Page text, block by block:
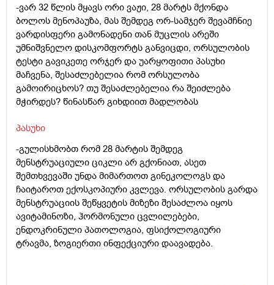
-ვარ 32 წლის მყავს ორი ვაჟი, 28 მარტს მქონდა
ბოლოს მენოპაუზა, მას შემდეგ ორ-სამჯერ შევამჩნიე
ვარდისფერი გამონადენი თან მუცლის არეში
უმნიშვნელო დისკომფორტს განვიცდი, ორსულობის
ტესტი გავიკეთე ორჯერ და უარყოფითი პასუხი
მაჩვენა, შესაძლებელია რომ ორსულობა
გამოირიცხოს? თუ შესაძლებელია რა შეიძლება
მჭირდეს? წინასწარ გიხდიით მადლობას
პასუხი
-გულისხმობთ რომ 28 მარტის შემდეგ
მენსტრუაციული ციკლი არ გქონიათ, ასეთ
შემთხვევაში უნდა მიმართოთ გინეკოლოგს და
ჩაიტაროთ ექოსკოპიური კვლევა. ორსულობის გარდა
მენსტრუაციის შეწყვეტის მიზეზი შესაძლოა იყოს
ავიტამინოზი, ჰორმონული ცვლილებები,
ენდოკრინული პათოლოგია, ფსიქოლოგიური
ტრავმა, ზოგიერთი ინფექციური დაავადება.